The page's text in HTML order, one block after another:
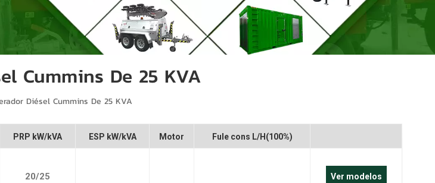
русский
español
Melayu
Cummins De 25 KVA
Diésel Cummins De 25 KVA
PRP kW/kVA ESP kW/kVA Motor Fule cons L/H(100%)
20/25 Ver modelos